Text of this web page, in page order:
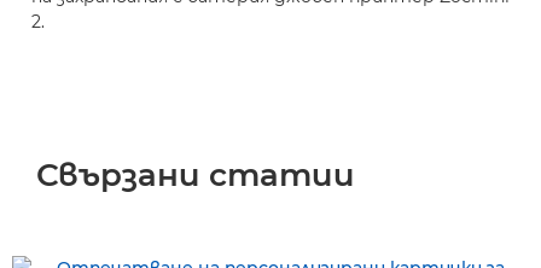
2.
Свързани статии